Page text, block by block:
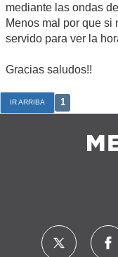
mediante las ondas
Menos mal por que si
servido para ver la
Gracias saludos!!
IR ARRIBA 1